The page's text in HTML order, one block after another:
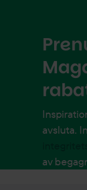
avsluta.
av